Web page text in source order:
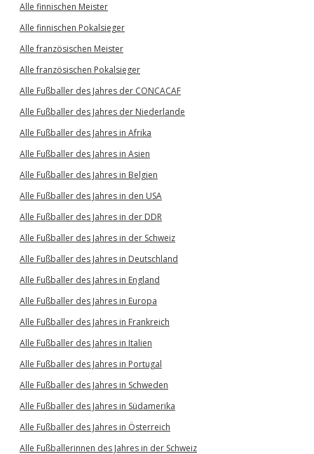
Alle finnischen Meister
Alle finnischen Pokalsieger
Alle französischen Meister
Alle französischen Pokalsieger
Alle Fußballer des Jahres der CONCACAF
Alle Fußballer des Jahres der Niederlande
Alle Fußballer des Jahres in Afrika
Alle Fußballer des Jahres in Asien
Alle Fußballer des Jahres in Belgien
Alle Fußballer des Jahres in den USA
Alle Fußballer des Jahres in der DDR
Alle Fußballer des Jahres in der Schweiz
Alle Fußballer des Jahres in Deutschland
Alle Fußballer des Jahres in England
Alle Fußballer des Jahres in Europa
Alle Fußballer des Jahres in Frankreich
Alle Fußballer des Jahres in Italien
Alle Fußballer des Jahres in Portugal
Alle Fußballer des Jahres in Schweden
Alle Fußballer des Jahres in Südamerika
Alle Fußballer des Jahres in Österreich
Alle Fußballerinnen des Jahres in der Schweiz